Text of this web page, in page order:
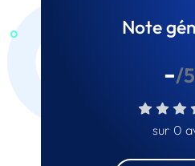
Note
-/5
sur 0